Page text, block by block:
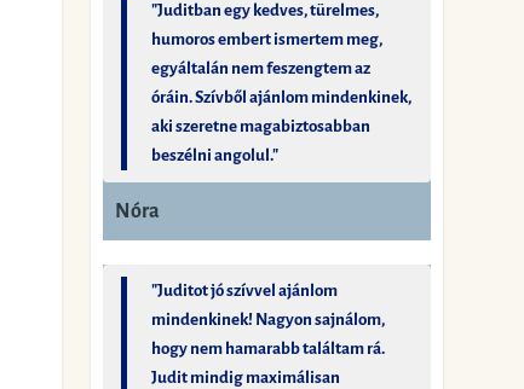
"Juditban egy kedves, türelmes,
humoros embert ismertem meg,
egyáltalán nem feszengtem az
óráin. Szívből ajánlom mindenkinek,
aki szeretne magabiztosabban
beszélni angolul."
Nóra
"Juditot jó szívvel ajánlom
mindenkinek! Nagyon sajnálom,
hogy nem hamarabb találtam rá.
Judit mindig maximálisan